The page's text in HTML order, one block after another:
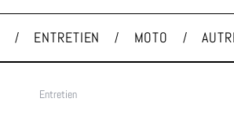
ENTRETIEN MOTO
Entretien